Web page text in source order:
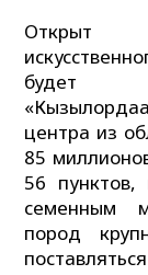
Открыт
будет
центра из
85
56 пунктов,
семенным
пород